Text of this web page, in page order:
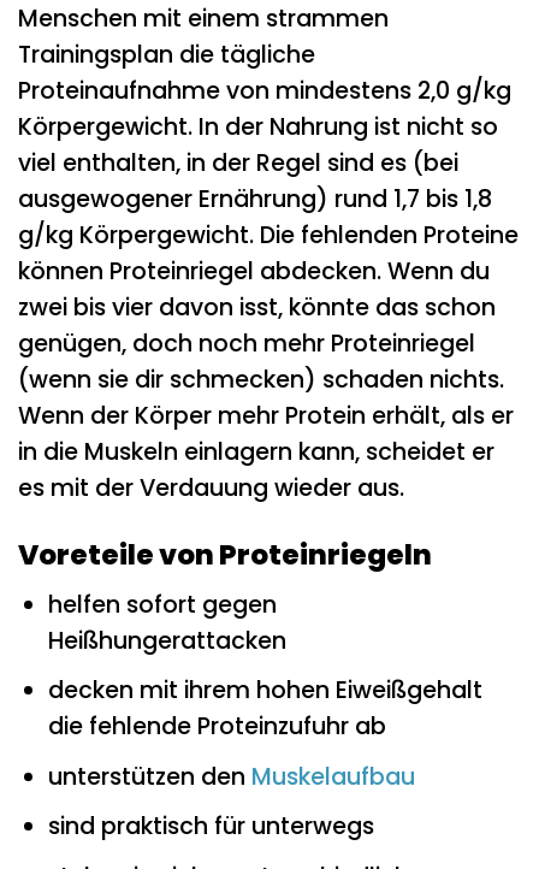
Menschen mit einem strammen
Trainingsplan die tägliche
Proteinaufnahme von mindestens 2,0 g/kg
Körpergewicht. In der Nahrung ist nicht so
viel enthalten, in der Regel sind es (bei
ausgewogener Ernährung) rund 1,7 bis 1,8
g/kg Körpergewicht. Die fehlenden Proteine
können Proteinriegel abdecken. Wenn du
zwei bis vier davon isst, könnte das schon
genügen, doch noch mehr Proteinriegel
(wenn sie dir schmecken) schaden nichts.
Wenn der Körper mehr Protein erhält, als er
in die Muskeln einlagern kann, scheidet er
es mit der Verdauung wieder aus.
Voreteile von Proteinriegeln
helfen sofort gegen
Heißhungerattacken
decken mit ihrem hohen Eiweißgehalt
die fehlende Proteinzufuhr ab
unterstützen den Muskelaufbau
sind praktisch für unterwegs